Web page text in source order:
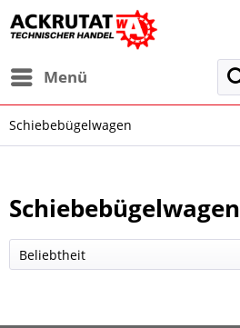
Menü
Schiebebügelwagen
Schiebebügelwagen